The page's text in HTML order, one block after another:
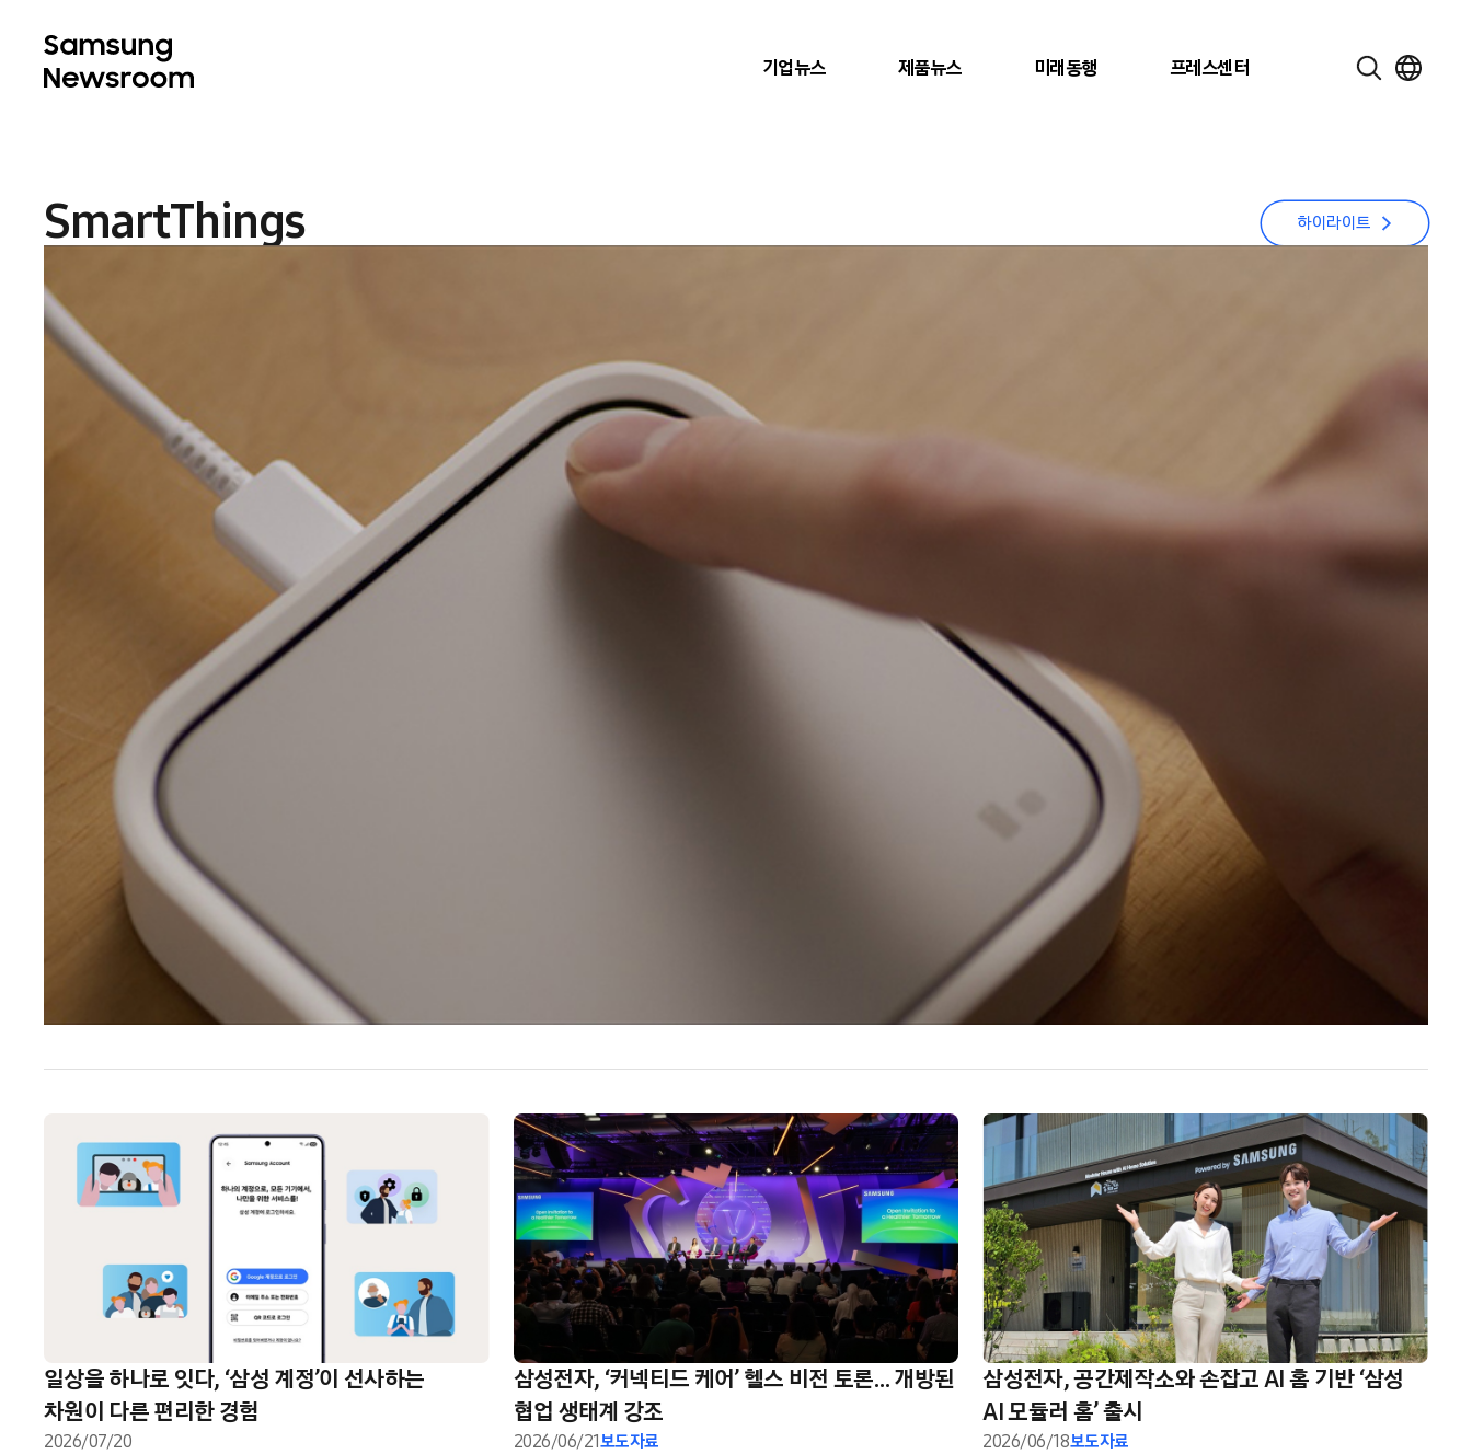
기업뉴스 제품뉴스 미래동행 프레스센터
SmartThings 하이라이트
일상을 하나로 잇다, ‘삼성 계정’이 선사하는
차원이 다른 편리한 경험
2026/07/20
삼성전자, ‘커넥티드 케어’ 헬스 비전 토론… 개방된
협업 생태계 강조
2026/06/21보도자료
삼성전자, 공간제작소와 손잡고 AI 홈 기반 ‘삼성
AI 모듈러 홈’ 출시
2026/06/18보도자료